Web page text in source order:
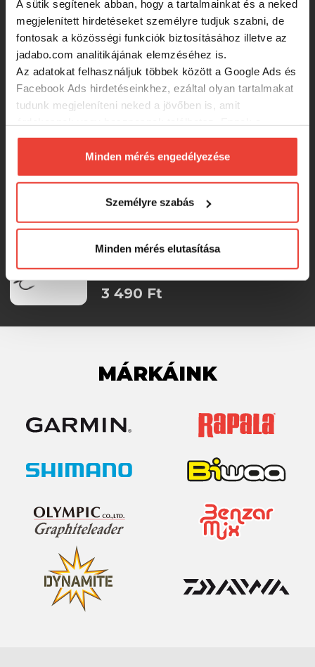
A sütik segítenek abban, hogy a tartalmainkat és a neked
megjelenített hirdetéseket személyre tudjuk szabni, de
fontosak a közösségi funkciók biztosításához illetve az
jadabo.com analitikájának elemzéséhez is.
Az adatokat felhasználjuk többek között a Google Ads és
Facebook Ads hirdetéseinkhez, ezáltal olyan tartalmakat
tudunk megjeleníteni neked a jövőben is, amit
biztosításához arra kérünk, hogy engedd meg
számunkra minden mérés használatát.
Természetesensoha semmilyen formában nem fogunk
megváltoztathatod a döntésed ezzel kapcsolatban.
Előre is köszönjük!
Minden mérés engedélyezése
Személyre szabás
Minden mérés elutasítása
Rapture Pro Evoque Dr S Ync
50mm/8.2g wobbler Crank
3 730 Ft
HESTER POLISH PERCH DIVER 9CM
21GR 3,0-4,9M 039 Crank
3 610 Ft
Crank
3 490 Ft
MÁRKÁINK